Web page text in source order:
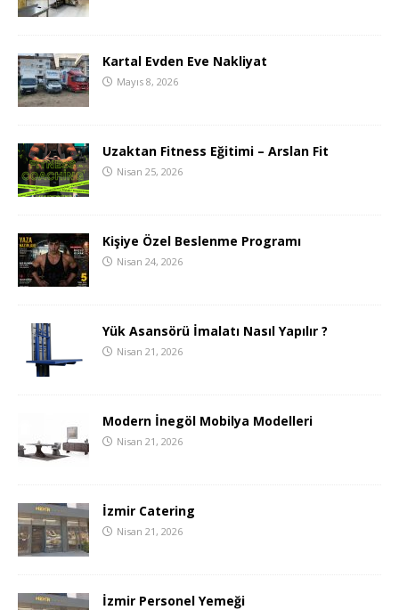
Kartal Evden Eve Nakliyat
Mayıs 8, 2026
Uzaktan Fitness Eğitimi – Arslan Fit
Nisan 25, 2026
Kişiye Özel Beslenme Programı
Nisan 24, 2026
Yük Asansörü İmalatı Nasıl Yapılır ?
Nisan 21, 2026
Modern İnegöl Mobilya Modelleri
Nisan 21, 2026
İzmir Catering
Nisan 21, 2026
İzmir Personel Yemeği